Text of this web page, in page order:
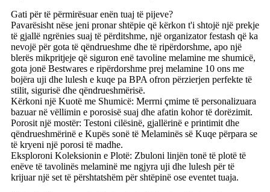
Gati për të përmirësuar enën tuaj të pijeve?
Pavarësisht nëse jeni pronar shtëpie që kërkon t'i shtojë një prekje
të gjallë ngrënies suaj të përditshme, një organizator festash që ka
nevojë për gota të qëndrueshme dhe të ripërdorshme, apo një
blerës mikpritjeje që siguron enë tavoline melamine me shumicë,
gota jonë Bestwares e ripërdorshme prej melamine 10 ons me
bojëra uji dhe lulesh e kuqe pa BPA ofron përzierjen perfekte të
stilit, sigurisë dhe qëndrueshmërisë.
Kërkoni një Kuotë me Shumicë: Merrni çmime të personalizuara
bazuar në vëllimin e porosisë suaj dhe afatin kohor të dorëzimit.
Porosit një mostër: Testoni cilësinë, gjallërinë e printimit dhe
qëndrueshmërinë e Kupës sonë të Melaminës së Kuqe përpara se
të kryeni një porosi të madhe.
Eksploroni Koleksionin e Plotë: Zbuloni linjën tonë të plotë të
enëve të tavolinës melaminë me ngjyra uji dhe lulesh për të
krijuar një set të përshtatshëm për shtëpinë ose eventet tuaja.